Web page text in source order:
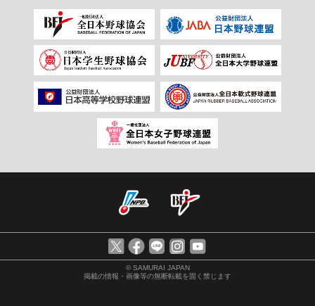
© SAMURAI JAPAN
掲載の情報・画像等の無断転載を固く禁じます